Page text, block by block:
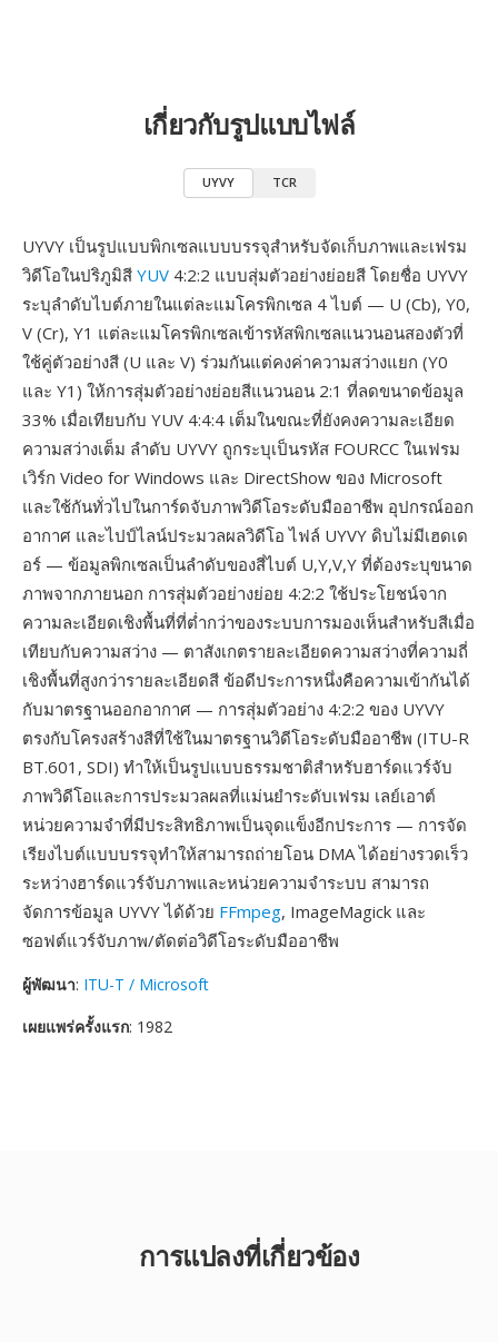
เกี่ยวกับรูปแบบไฟล์
UYVY TCR
UYVY เป็นรูปแบบพิกเซลแบบบรรจุสำหรับจัดเก็บภาพและเฟรม
วิดีโอในปริภูมิสี YUV 4:2:2 แบบสุ่มตัวอย่างย่อยสี โดยชื่อ UYVY
ระบุลำดับไบต์ภายในแต่ละแมโครพิกเซล 4 ไบต์ — U (Cb), Y0,
V (Cr), Y1 แต่ละแมโครพิกเซลเข้ารหัสพิกเซลแนวนอนสองตัวที่
ใช้คู่ตัวอย่างสี (U และ V) ร่วมกันแต่คงค่าความสว่างแยก (Y0
และ Y1) ให้การสุ่มตัวอย่างย่อยสีแนวนอน 2:1 ที่ลดขนาดข้อมูล
33% เมื่อเทียบกับ YUV 4:4:4 เต็มในขณะที่ยังคงความละเอียด
ความสว่างเต็ม ลำดับ UYVY ถูกระบุเป็นรหัส FOURCC ในเฟรม
เวิร์ก Video for Windows และ DirectShow ของ Microsoft
และใช้กันทั่วไปในการ์ดจับภาพวิดีโอระดับมืออาชีพ อุปกรณ์ออก
อากาศ และไปป์ไลน์ประมวลผลวิดีโอ ไฟล์ UYVY ดิบไม่มีเฮดเด
อร์ — ข้อมูลพิกเซลเป็นลำดับของสี่ไบต์ U,Y,V,Y ที่ต้องระบุขนาด
ภาพจากภายนอก การสุ่มตัวอย่างย่อย 4:2:2 ใช้ประโยชน์จาก
ความละเอียดเชิงพื้นที่ที่ต่ำกว่าของระบบการมองเห็นสำหรับสีเมื่อ
เทียบกับความสว่าง — ตาสังเกตรายละเอียดความสว่างที่ความถี่
เชิงพื้นที่สูงกว่ารายละเอียดสี ข้อดีประการหนึ่งคือความเข้ากันได้
กับมาตรฐานออกอากาศ — การสุ่มตัวอย่าง 4:2:2 ของ UYVY
ตรงกับโครงสร้างสีที่ใช้ในมาตรฐานวิดีโอระดับมืออาชีพ (ITU-R
BT.601, SDI) ทำให้เป็นรูปแบบธรรมชาติสำหรับฮาร์ดแวร์จับ
ภาพวิดีโอและการประมวลผลที่แม่นยำระดับเฟรม เลย์เอาต์
หน่วยความจำที่มีประสิทธิภาพเป็นจุดแข็งอีกประการ — การจัด
เรียงไบต์แบบบรรจุทำให้สามารถถ่ายโอน DMA ได้อย่างรวดเร็ว
ระหว่างฮาร์ดแวร์จับภาพและหน่วยความจำระบบ สามารถ
จัดการข้อมูล UYVY ได้ด้วย FFmpeg, ImageMagick และ
ซอฟต์แวร์จับภาพ/ตัดต่อวิดีโอระดับมืออาชีพ
ผู้พัฒนา: ITU-T / Microsoft
เผยแพร่ครั้งแรก: 1982
การแปลงที่เกี่ยวข้อง